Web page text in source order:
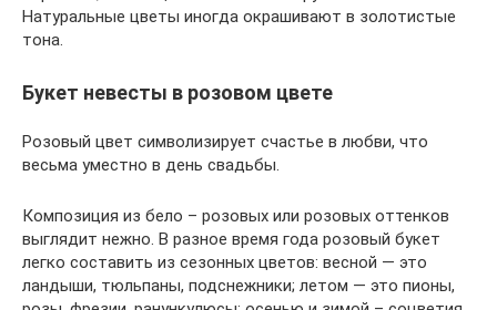
Натуральные цветы иногда окрашивают в золотистые
тона.
Букет невесты в розовом цвете
Розовый цвет символизирует счастье в любви, что
весьма уместно в день свадьбы.
Композиция из бело – розовых или розовых оттенков
выглядит нежно. В разное время года розовый букет
легко составить из сезонных цветов: весной — это
ландыши, тюльпаны, подснежники; летом — это пионы,